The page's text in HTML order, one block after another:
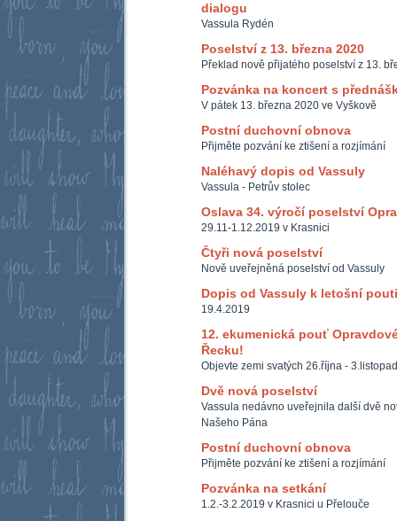
dialogu
Vassula Rydén
Poselství z 13. března 2020
Překlad nově přijatého poselství z 13.
Pozvánka na koncert s
V pátek 13. března 2020 ve Vyškově
Postní duchovní obnova
Přijměte pozvání ke ztišení a rozjímání
Naléhavý dopis od Vassuly
Vassula - Petrův stolec
Oslava 34. výročí poselství
29.11-1.12.2019 v Krasnici
Čtyři nová poselství
Nově uveřejněná poselství od Vassuly
Dopis od Vassuly k letošní
19.4.2019
12. ekumenická pouť
Řecku!
Objevte zemi svatých 26.října -
Dvě nová poselství
Vassula nedávno uveřejnila další dvě
Našeho Pána
Postní duchovní obnova
Přijměte pozvání ke ztišení a rozjímání
Pozvánka na setkání
1.2.-3.2.2019 v Krasnici u Přelouče